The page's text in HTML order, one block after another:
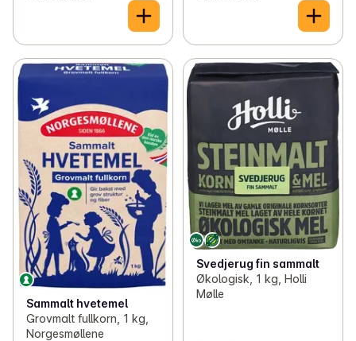
Sammalt hvetemel
Grovmalt fullkorn, 1 kg,
Norgesmøllene
Svedjerug fin sammalt
Økologisk, 1 kg, Holli
Mølle